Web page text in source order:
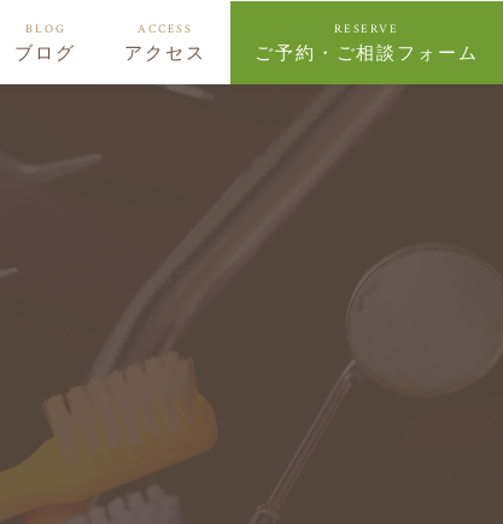
BLOG
ブログ
ACCESS
アクセス
RESERVE
ご予約・ご相談フォーム